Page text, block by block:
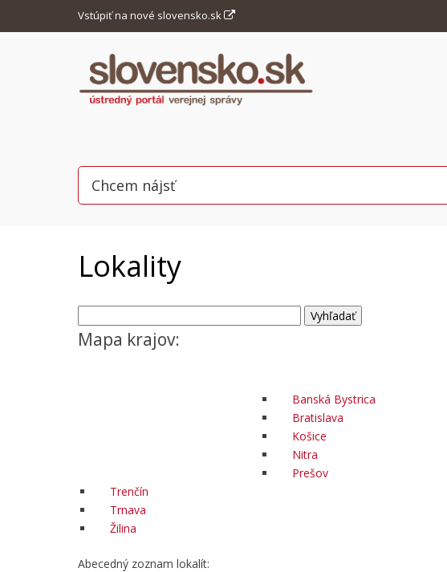
Vstúpiť na nové slovensko.sk
Lokality
Mapa krajov:
Banská Bystrica
Bratislava
Košice
Nitra
Prešov
Trenčín
Trnava
Žilina
Abecedný zoznam lokalít: